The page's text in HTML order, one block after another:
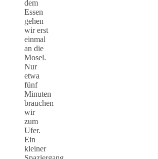
dem
Essen
gehen
wir erst
einmal
an die
Mosel.
Nur
etwa
fünf
Minuten
brauchen
wir
zum
Ufer.
Ein
kleiner